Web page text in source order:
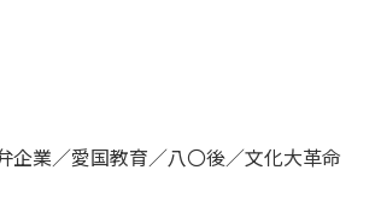
企業／愛国教育／八〇後／文化大革命